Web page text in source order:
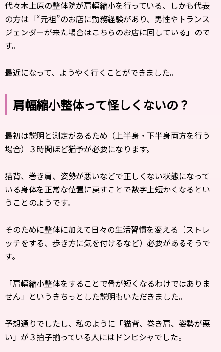
代々木上原の整体院が肩幅縮小を行っている、しかも代表
の方は「“元祖”のお店に勤務経験があり、男性やトランス
ジェンダーが来た場合はこちらのお店に回している」ので
す。
最近になって、ようやく行くことができました。
肩幅縮小整体って怪しくないの？
最初は説明と測定があるため（上半身・下半身両方を行う
場合）３時間ほど猶予が必要になります。
猫背、巻き肩、姿勢が悪いなどで正しくない状態になって
いる身体を正常な位置に戻すことで数字上短かくなるとい
うことのようです。
そのために整体に加えて日々の生活習慣を変える（ストレ
ッチをする、歩き方に気を付けるなど）必要があるそうで
す。
「肩幅縮小整体をすることで骨が短くなるわけではありま
せん」というきちっとした説明もいただきました。
予想通りでしたし、私のように「猫背、巻き肩、姿勢が悪
い」が３拍子揃っている人にはドンピシャでした。